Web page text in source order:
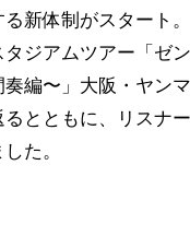
る新体制がスタート
タジアムツアー「ゼ
奏編〜」大阪・ヤン
とともに、リスナ
た。